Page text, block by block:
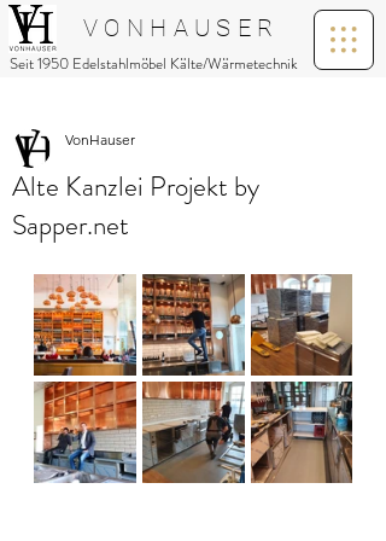
V O N H A U S E R
Seit 1950 Edelstahlmöbel Kälte/Wärmetechnik
Alte Kanzlei Projekt by
Sapper.net
VonHauser